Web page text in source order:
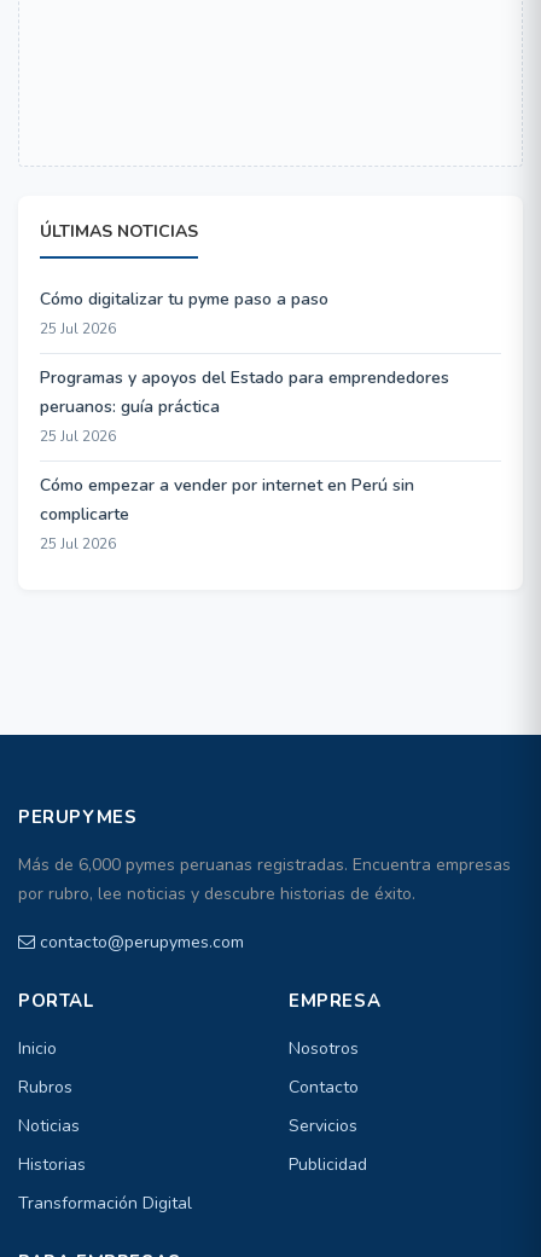
ÚLTIMAS NOTICIAS
Cómo digitalizar tu pyme paso a paso
25 Jul 2026
Programas y apoyos del Estado para emprendedores
peruanos: guía práctica
25 Jul 2026
Cómo empezar a vender por internet en Perú sin
complicarte
25 Jul 2026
PERUPYMES
Más de 6,000 pymes peruanas registradas. Encuentra empresas
por rubro, lee noticias y descubre historias de éxito.
contacto@perupymes.com
PORTAL
Inicio
Rubros
Noticias
Historias
Transformación Digital
EMPRESA
Nosotros
Contacto
Servicios
Publicidad